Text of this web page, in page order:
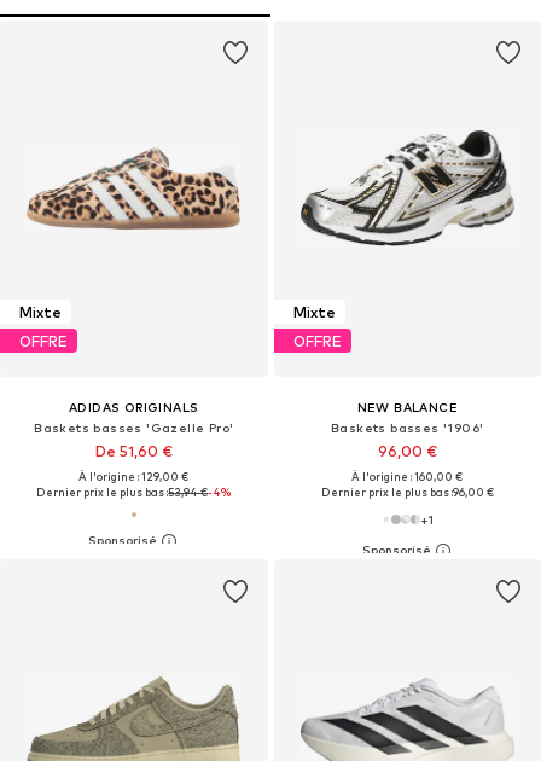
Mixte
OFFRE
ADIDAS ORIGINALS
Baskets basses 'Gazelle Pro'
De 51,60 €
À l'origine : 129,00 €
Dernier prix le plus bas :53,94 €-4%
Mixte
OFFRE
NEW BALANCE
Baskets basses '1906'
96,00 €
À l'origine : 160,00 €
Dernier prix le plus bas :96,00 €
+1